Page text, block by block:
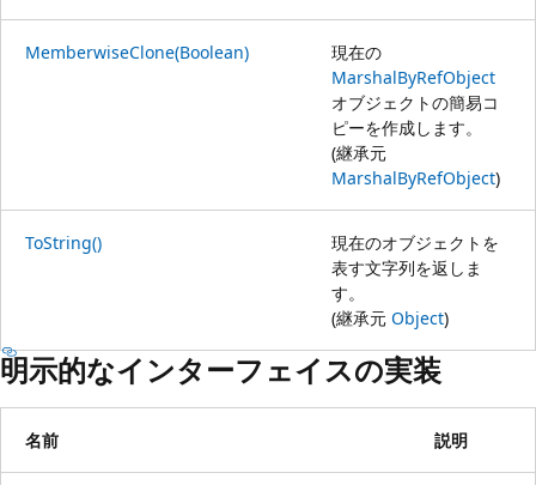
MemberwiseClone(Boolean)
現在の
MarshalByRefObject
オブジェクトの簡易コ
ピーを作成します。
(継承元
MarshalByRefObject)
ToString()
現在のオブジェクトを
表す文字列を返しま
す。
(継承元 Object)
明示的なインターフェイスの実装
名前 説明